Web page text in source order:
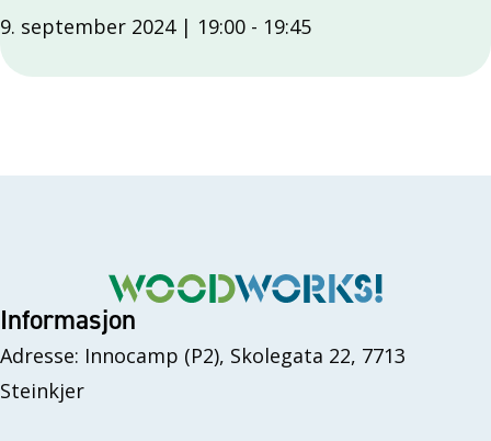
9. september 2024 | 19:00 - 19:45
Informasjon
Adresse: Innocamp (P2), Skolegata 22, 7713
Steinkjer